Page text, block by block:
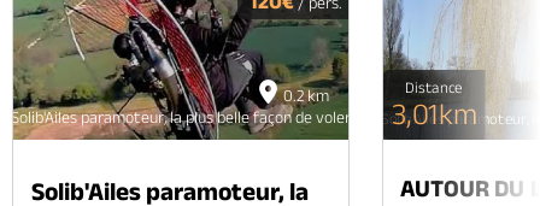
0.2 km
Solib'Ailes paramoteur, la plus belle façon de voler
Solib'Ailes paramoteur, la
Solib'Ailes paramoteur,
Distance
3,01km
AUTOUR DU